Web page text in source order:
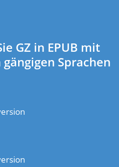
GZ in EPUB mit
Sprachen